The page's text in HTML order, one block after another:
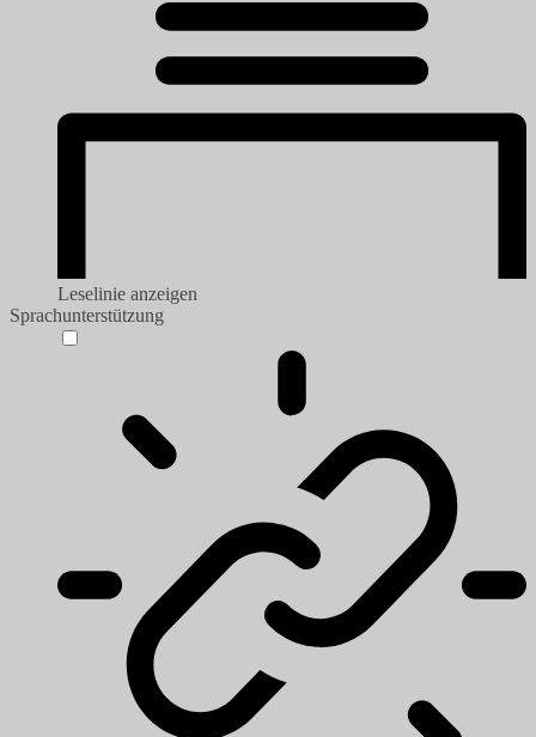
Leselinie anzeigen
Sprachunterstützung